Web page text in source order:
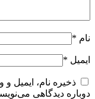
نام *
ایمیل *
ذخیره نام، ایمیل
دوباره دیدگاهی